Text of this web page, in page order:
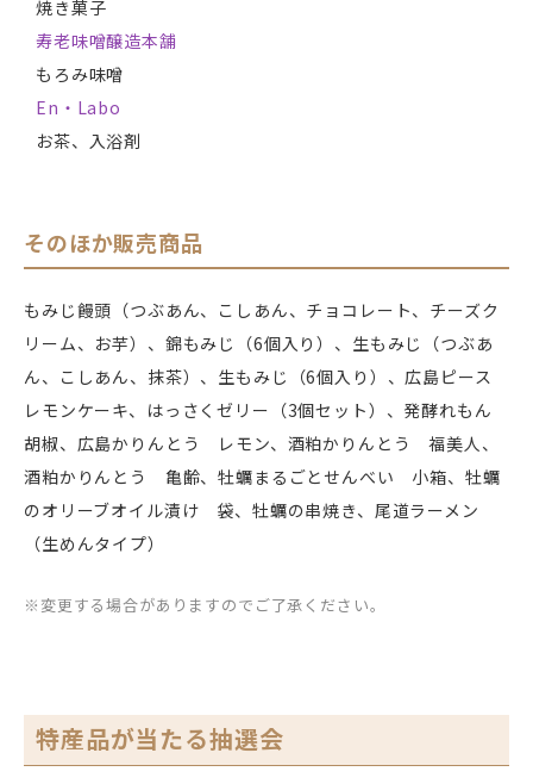
焼き菓子
寿老味噌醸造本舗
もろみ味噌
En・Labo
お茶、入浴剤
そのほか販売商品
もみじ饅頭（つぶあん、こしあん、チョコレート、チーズク
リーム、お芋）、錦もみじ（6個入り）、生もみじ（つぶあ
ん、こしあん、抹茶）、生もみじ（6個入り）、広島ピース
レモンケーキ、はっさくゼリー（3個セット）、発酵れもん
胡椒、広島かりんとう レモン、酒粕かりんとう 福美人、
酒粕かりんとう 亀齢、牡蠣まるごとせんべい 小箱、牡蠣
のオリーブオイル漬け 袋、牡蠣の串焼き、尾道ラーメン
（生めんタイプ）
※変更する場合がありますのでご了承ください。
特産品が当たる抽選会